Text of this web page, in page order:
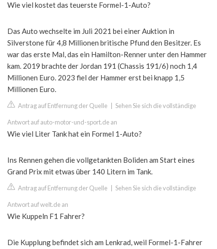
Wie viel kostet das teuerste Formel-1-Auto?
Das Auto wechselte im Juli 2021 bei einer Auktion in
Silverstone für 4,8 Millionen britische Pfund den Besitzer. Es
war das erste Mal, das ein Hamilton-Renner unter den Hammer
kam. 2019 brachte der Jordan 191 (Chassis 191/6) noch 1,4
Millionen Euro. 2023 fiel der Hammer erst bei knapp 1,5
Millionen Euro.
Antrag auf Entfernung der Quelle Sehen Sie sich die vollständige
Antwort auf auto-motor-und-sport.de an
Wie viel Liter Tank hat ein Formel 1-Auto?
Ins Rennen gehen die vollgetankten Boliden am Start eines
Grand Prix mit etwas über 140 Litern im Tank.
Antrag auf Entfernung der Quelle Sehen Sie sich die vollständige
Antwort auf welt.de an
Wie Kuppeln F1 Fahrer?
Die Kupplung befindet sich am Lenkrad, weil Formel-1-Fahrer